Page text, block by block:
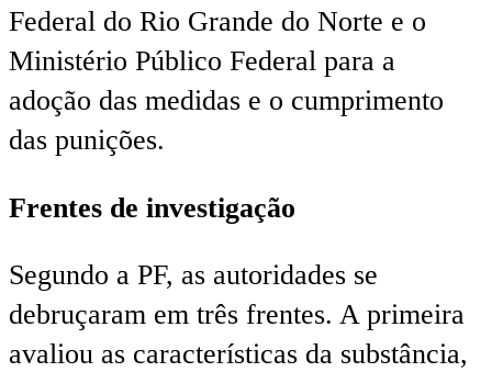
Federal do Rio Grande do Norte e o
Ministério Público Federal para a
adoção das medidas e o cumprimento
das punições.
Frentes de investigação
Segundo a PF, as autoridades se
debruçaram em três frentes. A primeira
avaliou as características da substância,